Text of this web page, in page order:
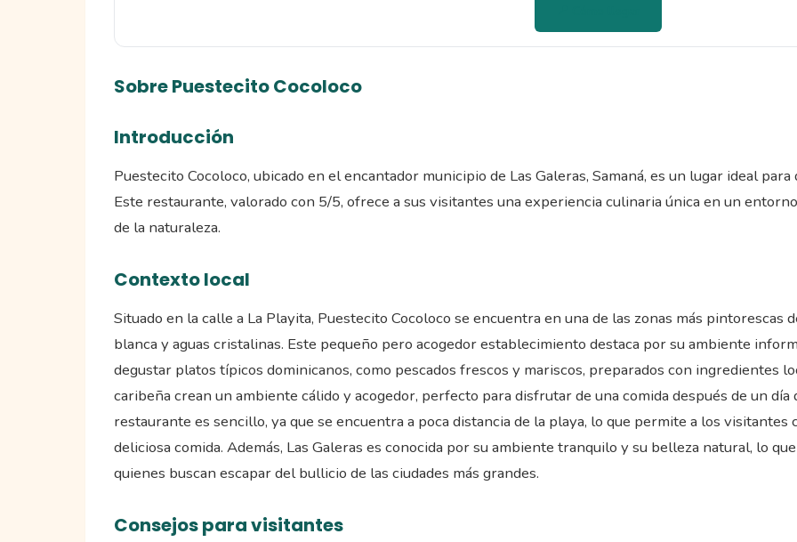
Sobre Puestecito Cocoloco
Introducción
Puestecito Cocoloco, ubicado en el encantador municipio de Las Galeras, Samaná, es un lugar ideal
Este restaurante, valorado con 5/5, ofrece a sus visitantes una experiencia culinaria única en un
de la naturaleza.
Contexto local
Situado en la calle a La Playita, Puestecito Cocoloco se encuentra en una de las zonas más pintorescas
blanca y aguas cristalinas. Este pequeño pero acogedor establecimiento destaca por su ambiente
degustar platos típicos dominicanos, como pescados frescos y mariscos, preparados con ingredientes
caribeña crean un ambiente cálido y acogedor, perfecto para disfrutar de una comida después de un
restaurante es sencillo, ya que se encuentra a poca distancia de la playa, lo que permite a los visitantes
deliciosa comida. Además, Las Galeras es conocida por su ambiente tranquilo y su belleza natural, lo
quienes buscan escapar del bullicio de las ciudades más grandes.
Consejos para visitantes